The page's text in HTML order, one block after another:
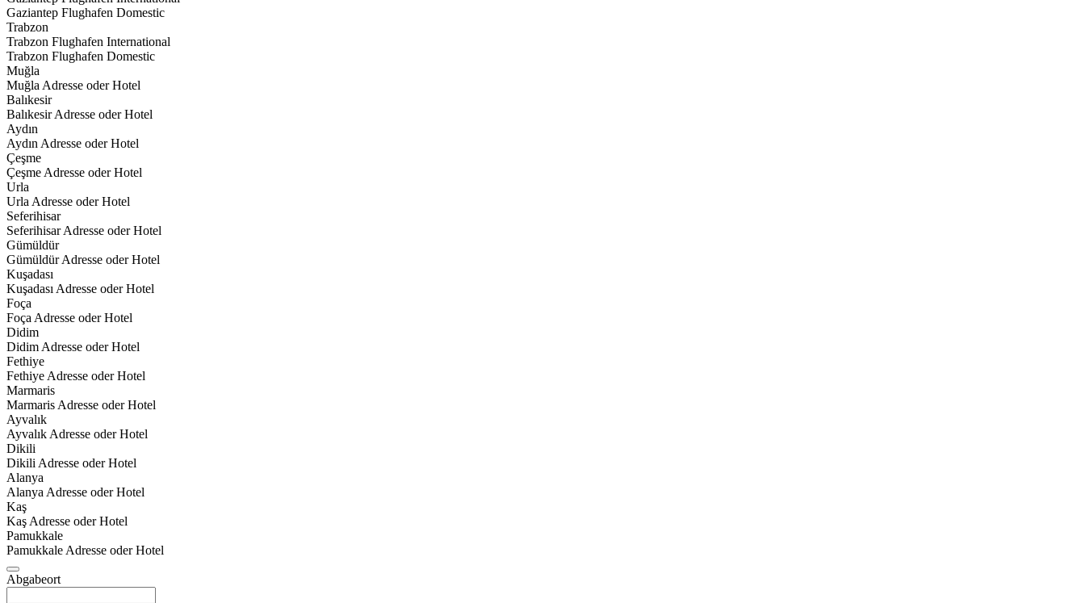
Gaziantep Flughafen Domestic
Trabzon
Trabzon Flughafen International
Trabzon Flughafen Domestic
Muğla
Muğla Adresse oder Hotel
Balıkesir
Balıkesir Adresse oder Hotel
Aydın
Aydın Adresse oder Hotel
Çeşme
Çeşme Adresse oder Hotel
Urla
Urla Adresse oder Hotel
Seferihisar
Seferihisar Adresse oder Hotel
Gümüldür
Gümüldür Adresse oder Hotel
Kuşadası
Kuşadası Adresse oder Hotel
Foça
Foça Adresse oder Hotel
Didim
Didim Adresse oder Hotel
Fethiye
Fethiye Adresse oder Hotel
Marmaris
Marmaris Adresse oder Hotel
Ayvalık
Ayvalık Adresse oder Hotel
Dikili
Dikili Adresse oder Hotel
Alanya
Alanya Adresse oder Hotel
Kaş
Kaş Adresse oder Hotel
Pamukkale
Pamukkale Adresse oder Hotel
Abgabeort